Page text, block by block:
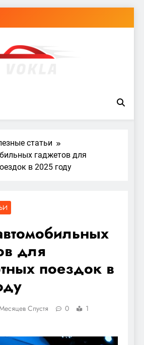
статьи
гаджетов для
в 2025 году
для
поездок в
Спустя 0
1